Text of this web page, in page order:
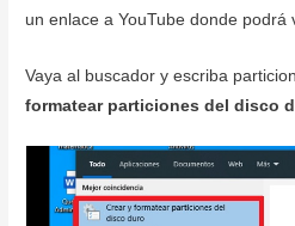
un enlace a YouTube donde podrá
Vaya al buscador y escriba
formatear particiones del disco